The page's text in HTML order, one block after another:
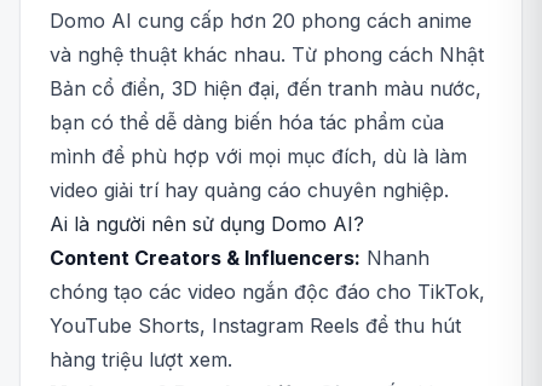
Domo AI cung cấp hơn 20 phong cách anime
và nghệ thuật khác nhau. Từ phong cách Nhật
Bản cổ điển, 3D hiện đại, đến tranh màu nước,
bạn có thể dễ dàng biến hóa tác phẩm của
mình để phù hợp với mọi mục đích, dù là làm
video giải trí hay quảng cáo chuyên nghiệp.
Ai là người nên sử dụng Domo AI?
Content Creators & Influencers: Nhanh
chóng tạo các video ngắn độc đáo cho TikTok,
YouTube Shorts, Instagram Reels để thu hút
hàng triệu lượt xem.